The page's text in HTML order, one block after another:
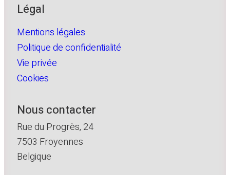
Légal
Mentions légales
Politique de confidentialité
Vie privée
Cookies
Nous contacter
Rue du Progrès, 24
7503 Froyennes
Belgique